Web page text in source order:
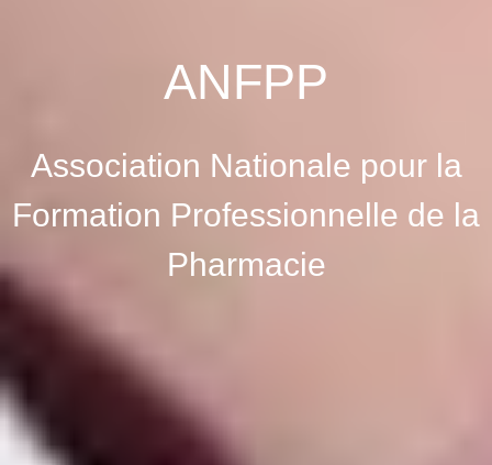
ANFPP
Association Nationale pour la
Formation Professionnelle de la
Pharmacie